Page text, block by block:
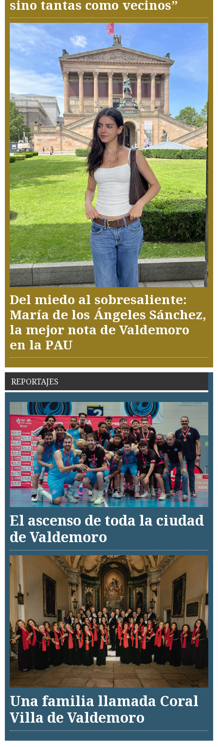
sino tantas como vecinos”
Del miedo al sobresaliente:
María de los Ángeles Sánchez,
la mejor nota de Valdemoro
en la PAU
REPORTAJES
El ascenso de toda la ciudad
de Valdemoro
Una familia llamada Coral
Villa de Valdemoro